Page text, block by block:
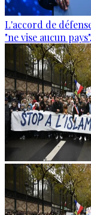
L'accord de
"ne vise aucun